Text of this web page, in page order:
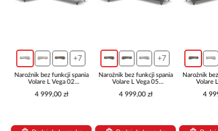
+7
Narożnik bez funkcji spania
Volare L Vega 02
4 999,00 zł
+7
Narożnik bez funkcji spania
Volare L Vega 05
4 999,00 zł
Narożnik
Volare
4